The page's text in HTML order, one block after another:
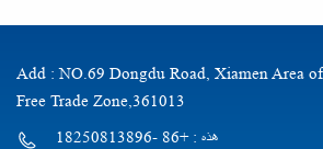
Add : NO.69 Dongdu Road, Xiamen Area
Free Trade Zone,361013
هذه : +86 -18250813896